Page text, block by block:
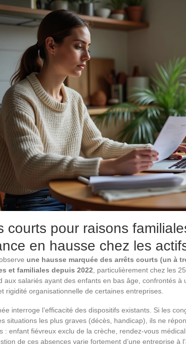
courts pour raisons
en hausse chez les
une hausse marquée des arrêts courts (un à
et familiales depuis 2022 , particulièrement chez les
aux salariés ayant des enfants en bas âge, confrontés à
rigidité organisationnelle de certaines entreprises.
interroge l’efficacité des dispositifs existants. Si les
situations les plus graves (décès, handicap), ils ne
: enfant fiévreux exclu de la crèche, rendez-vous
de ces absences varie fortement d’une entreprise à